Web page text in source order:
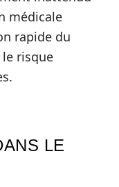
médicale
rapide du
risque
LE